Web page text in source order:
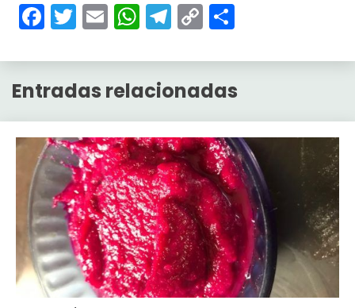
Facebook
Twitter
EmailWhatsApp
Telegram
Copy
Entradas relacionadas